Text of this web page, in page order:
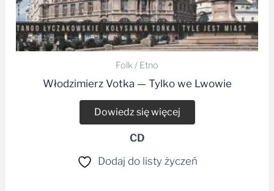
Folk / Etno
Włodzimierz Votka — Tylko we Lwowie
Dowiedz się więcej
CD
Dodaj do listy życzeń